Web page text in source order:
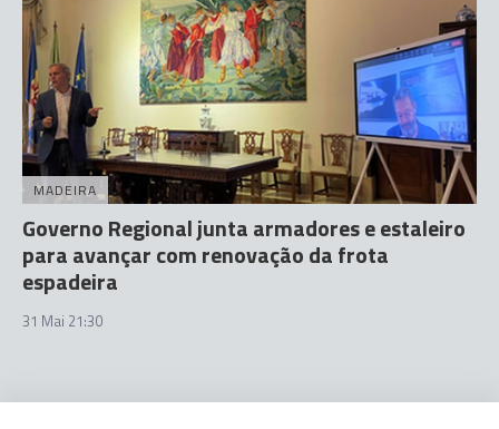
MADEIRA
Governo Regional junta armadores e estaleiro
para avançar com renovação da frota
espadeira
31 Mai 21:30